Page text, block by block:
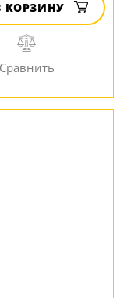
КОРЗИНУ